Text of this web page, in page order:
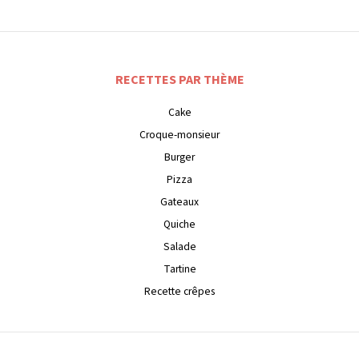
RECETTES PAR THÈME
Cake
Croque-monsieur
Burger
Pizza
Gateaux
Quiche
Salade
Tartine
Recette crêpes